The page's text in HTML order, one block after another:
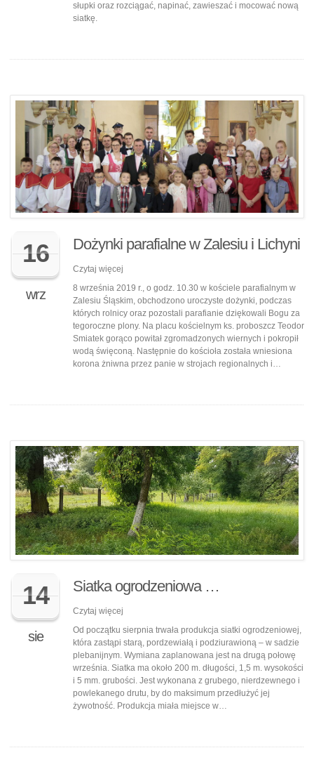
słupki oraz rozciągać, napinać, zawieszać i mocować nową
siatkę.
16
wrz
Dożynki parafialne w Zalesiu i Lichyni
Czytaj więcej
8 września 2019 r., o godz. 10.30 w kościele parafialnym w
Zalesiu Śląskim, obchodzono uroczyste dożynki, podczas
których rolnicy oraz pozostali parafianie dziękowali Bogu za
tegoroczne plony. Na placu kościelnym ks. proboszcz Teodor
Smiatek gorąco powitał zgromadzonych wiernych i pokropił
wodą święconą. Następnie do kościoła została wniesiona
korona żniwna przez panie w strojach regionalnych i…
14
sie
Siatka ogrodzeniowa …
Czytaj więcej
Od początku sierpnia trwała produkcja siatki ogrodzeniowej,
która zastąpi starą, pordzewiałą i podziurawioną – w sadzie
plebanijnym. Wymiana zaplanowana jest na drugą połowę
września. Siatka ma około 200 m. długości, 1,5 m. wysokości
i 5 mm. grubości. Jest wykonana z grubego, nierdzewnego i
powlekanego drutu, by do maksimum przedłużyć jej
żywotność. Produkcja miała miejsce w…